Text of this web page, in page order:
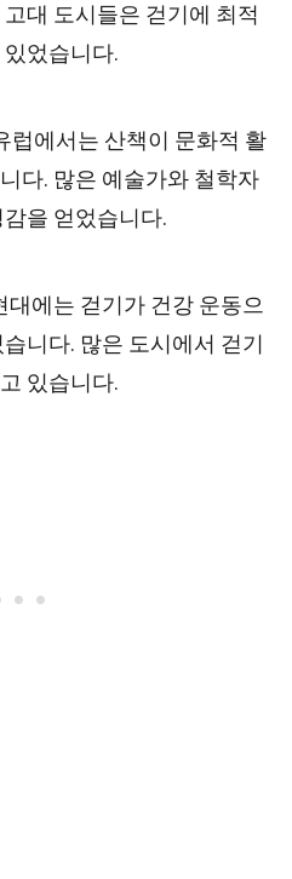
대 도시들은 걷기에 최적
었습니다.
럽에서는 산책이 문화적 활
다. 많은 예술가와 철학자
을 얻었습니다.
대에는 걷기가 건강 운동으
니다. 많은 도시에서 걷기
있습니다.